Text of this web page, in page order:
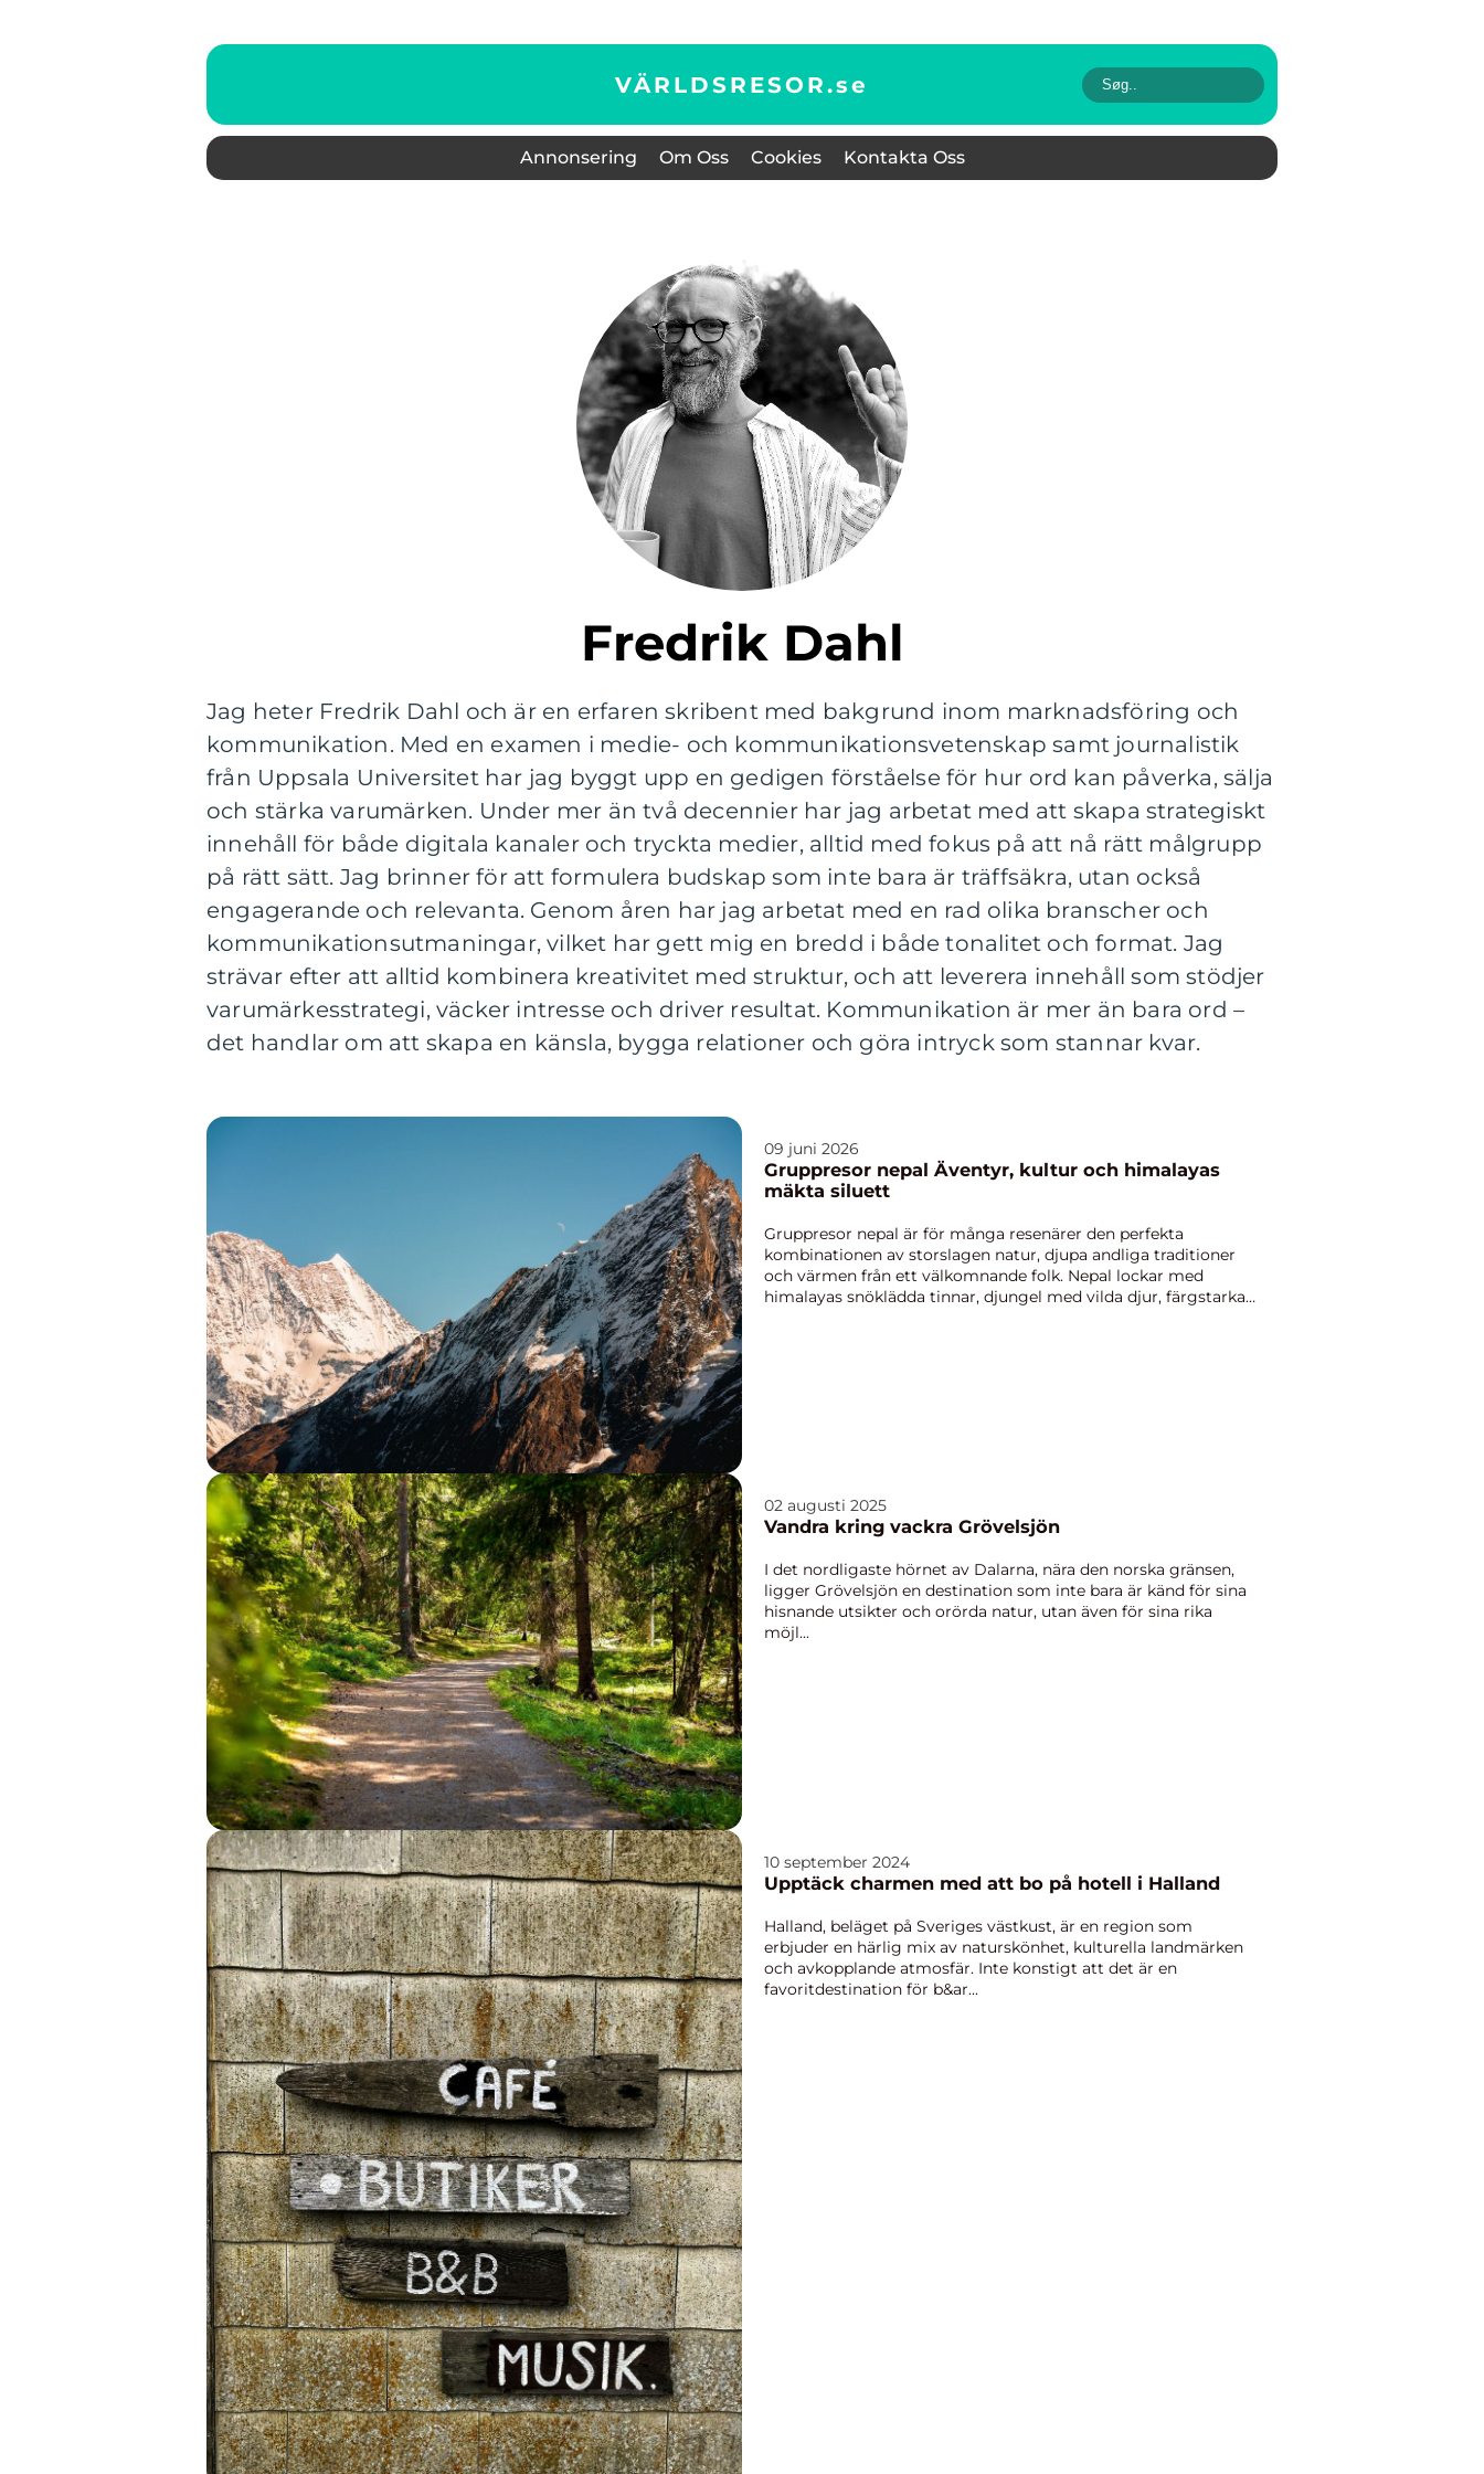
VÄRLDSRESOR.se
Annonsering Om Oss Cookies Kontakta Oss
Fredrik Dahl
Jag heter Fredrik Dahl och är en erfaren skribent med bakgrund inom marknadsföring och
kommunikation. Med en examen i medie- och kommunikationsvetenskap samt journalistik
från Uppsala Universitet har jag byggt upp en gedigen förståelse för hur ord kan påverka, sälja
och stärka varumärken. Under mer än två decennier har jag arbetat med att skapa strategiskt
innehåll för både digitala kanaler och tryckta medier, alltid med fokus på att nå rätt målgrupp
på rätt sätt. Jag brinner för att formulera budskap som inte bara är träffsäkra, utan också
engagerande och relevanta. Genom åren har jag arbetat med en rad olika branscher och
kommunikationsutmaningar, vilket har gett mig en bredd i både tonalitet och format. Jag
strävar efter att alltid kombinera kreativitet med struktur, och att leverera innehåll som stödjer
varumärkesstrategi, väcker intresse och driver resultat. Kommunikation är mer än bara ord –
det handlar om att skapa en känsla, bygga relationer och göra intryck som stannar kvar.
09 juni 2026
Gruppresor nepal Äventyr, kultur och himalayas
mäkta siluett
Gruppresor nepal är för många resenärer den perfekta
kombinationen av storslagen natur, djupa andliga traditioner
och värmen från ett välkomnande folk. Nepal lockar med
himalayas snöklädda tinnar, djungel med vilda djur, färgstarka
02 augusti 2025
Vandra kring vackra Grövelsjön
I det nordligaste hörnet av Dalarna, nära den norska gränsen,
ligger Grövelsjön en destination som inte bara är känd för sina
hisnande utsikter och orörda natur, utan även för sina rika
möjl...
10 september 2024
Upptäck charmen med att bo på hotell i Halland
Halland, beläget på Sveriges västkust, är en region som
erbjuder en härlig mix av naturskönhet, kulturella landmärken
och avkopplande atmosfär. Inte konstigt att det är en
favoritdestination för b&ar...